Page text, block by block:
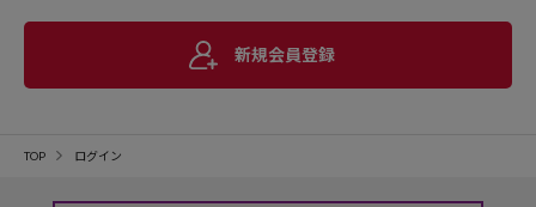
新規会員登録
TOP ログイン